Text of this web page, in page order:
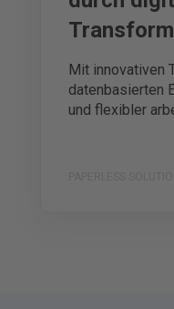
Mit innovativen
datenbasierten
und flexibler